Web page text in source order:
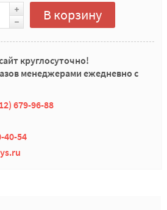
В корзину
круглосуточно!
менеджерами ежедневно с
679-96-88
40-54